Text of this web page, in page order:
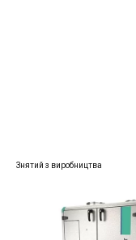
Знятий з виробництва